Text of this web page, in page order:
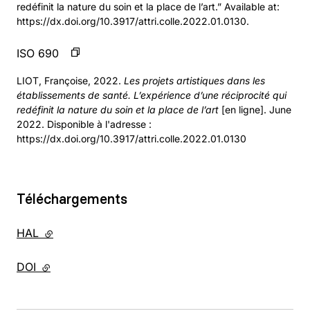
redéfinit la nature du soin et la place de l’art.” Available at:
https://dx.doi.org/10.3917/attri.colle.2022.01.0130.
ISO 690
LIOT, Françoise, 2022. Les projets artistiques dans les
établissements de santé. L’expérience d’une réciprocité qui
redéfinit la nature du soin et la place de l’art [en ligne]. June
2022. Disponible à l'adresse :
https://dx.doi.org/10.3917/attri.colle.2022.01.0130
Téléchargements
HAL - lien externe
DOI - lien externe